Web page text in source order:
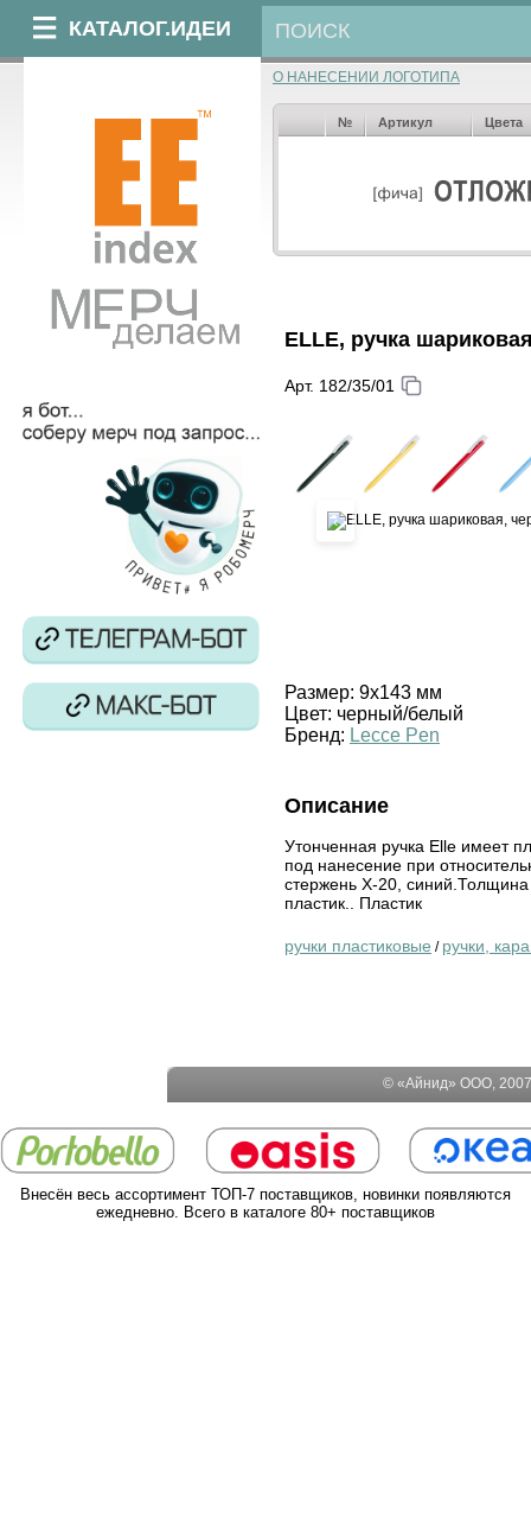
КАТАЛОГ.ИДЕИ
О НАНЕСЕНИИ ЛОГОТИПА
№ Артикул Цвета
ELLE, ручка
Арт. 182/35/01
‹
Размер: 9х143 мм
Цвет: черный/белый
Бренд: Lecce Pen
Описание
Утонченная ручка Elle имеет
под нанесение при
стержень X-20,
пластик.. Пластик
ручки пластиковые / ручки,
© «Айнид» ООО,
Внесён весь ассортимент ТОП-7 поставщиков, новинки появляются
ежедневно. Всего в каталоге 80+ поставщиков